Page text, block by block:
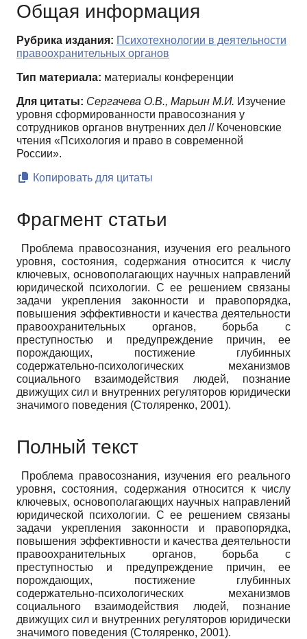
Общая информация
Рубрика издания: Психотехнологии в деятельности
правоохранительных органов
Тип материала: материалы конференции
Для цитаты: Сергачева О.В., Марьин М.И. Изучение
уровня сформированности правосознания у
сотрудников органов внутренних дел // Коченовские
чтения «Психология и право в современной
России».
Копировать для цитаты
Фрагмент статьи
Проблема правосознания, изучения его реального
уровня, состояния, содержания относится к числу
ключевых, основополагающих научных направлений
юридической психологии. С ее решением связаны
задачи укрепления законности и правопорядка,
повышения эффективности и качества деятельности
правоохранительных органов, борьба с
преступностью и предупреждение причин, ее
порождающих, постижение глубинных
содержательно-психологических механизмов
социального взаимодействия людей, познание
движущих сил и внутренних регуляторов юридически
значимого поведения (Столяренко, 2001).
Полный текст
Проблема правосознания, изучения его реального
уровня, состояния, содержания относится к числу
ключевых, основополагающих научных направлений
юридической психологии. С ее решением связаны
задачи укрепления законности и правопорядка,
повышения эффективности и качества деятельности
правоохранительных органов, борьба с
преступностью и предупреждение причин, ее
порождающих, постижение глубинных
содержательно-психологических механизмов
социального взаимодействия людей, познание
движущих сил и внутренних регуляторов юридически
значимого поведения (Столяренко, 2001).